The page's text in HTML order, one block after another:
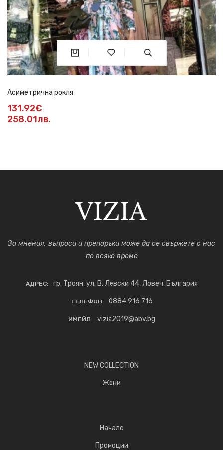
Асиметрична рокля
131.92€
258.01лв.
За мнения, въпроси и препоръки може да се свържете с нас
по всяко време
АДРЕС: гр. Троян, ул. В. Левски 44, Ловеч, България
ТЕЛЕФОН: 0884 916 716
ИМЕЙЛ: vizia2019@abv.bg
NEW COLLECTION
Жени
Начало
Промоции